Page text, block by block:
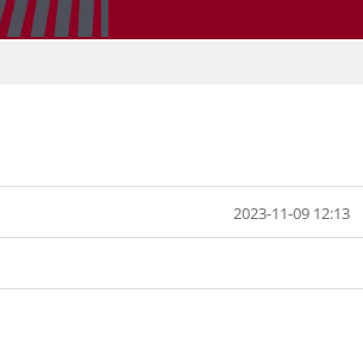
2023-11-09 12:13